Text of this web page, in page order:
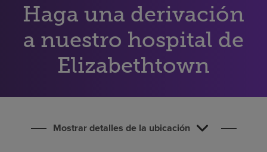
Inversores
Haga una derivación
a nuestro hospital de
Elizabethtown
Mostrar detalles de la ubicación